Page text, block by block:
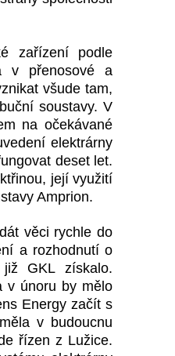
zařízení podle
v přenosové a
všude tam,
soustavy. V
na očekávané
elektrárny
deset let.
její využití
Amprion.
věci rychle do
a rozhodnutí o
GKL získalo.
v únoru by mělo
Energy začít s
v budoucnu
řízen z Lužice.